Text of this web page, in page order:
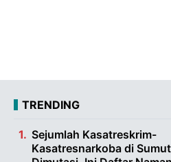
TRENDING
Sejumlah Kasatreskrim-
Kasatresnarkoba di Sumut